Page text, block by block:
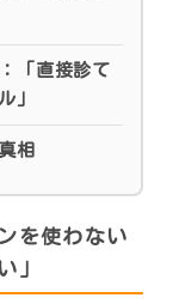
「直接診て
」
相
を使わない
」